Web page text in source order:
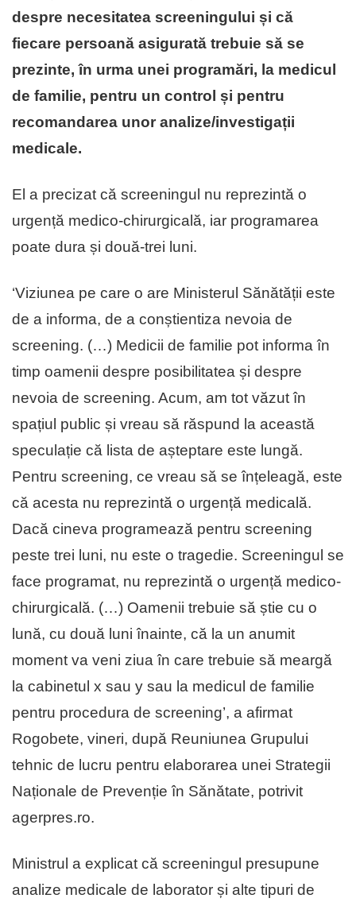
despre necesitatea screeningului și că
fiecare persoană asigurată trebuie să se
prezinte, în urma unei programări, la medicul
de familie, pentru un control și pentru
recomandarea unor analize/investigații
medicale.
El a precizat că screeningul nu reprezintă o
urgență medico-chirurgicală, iar programarea
poate dura și două-trei luni.
‘Viziunea pe care o are Ministerul Sănătății este
de a informa, de a conștientiza nevoia de
screening. (…) Medicii de familie pot informa în
timp oamenii despre posibilitatea și despre
nevoia de screening. Acum, am tot văzut în
spațiul public și vreau să răspund la această
speculație că lista de așteptare este lungă.
Pentru screening, ce vreau să se înțeleagă, este
că acesta nu reprezintă o urgență medicală.
Dacă cineva programează pentru screening
peste trei luni, nu este o tragedie. Screeningul se
face programat, nu reprezintă o urgență medico-
chirurgicală. (…) Oamenii trebuie să știe cu o
lună, cu două luni înainte, că la un anumit
moment va veni ziua în care trebuie să meargă
la cabinetul x sau y sau la medicul de familie
pentru procedura de screening’, a afirmat
Rogobete, vineri, după Reuniunea Grupului
tehnic de lucru pentru elaborarea unei Strategii
Naționale de Prevenție în Sănătate, potrivit
agerpres.ro.
Ministrul a explicat că screeningul presupune
analize medicale de laborator și alte tipuri de